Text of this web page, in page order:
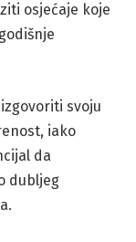
osjećaje koje
svoju
iako
da
dubljeg